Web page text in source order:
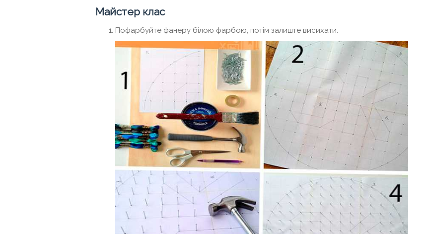
Майстер клас
Пофарбуйте фанеру білою фарбою, потім залиште висихати.